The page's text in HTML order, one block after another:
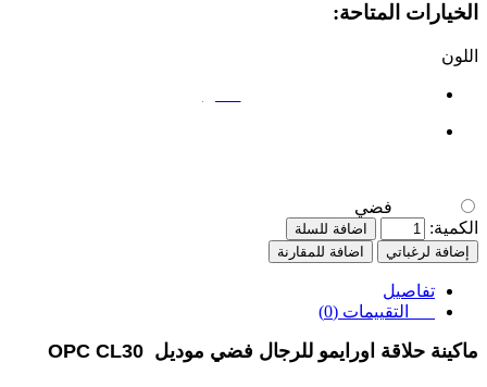
الخيارات المتاحة:
اللون
فضي
الكمية:
اضافة للسلة
إضافة لرغباتي
اضافة للمقارنة
تفاصيل
التقييمات (0)
ماكينة حلاقة اورايمو للرجال فضي موديل OPC CL30